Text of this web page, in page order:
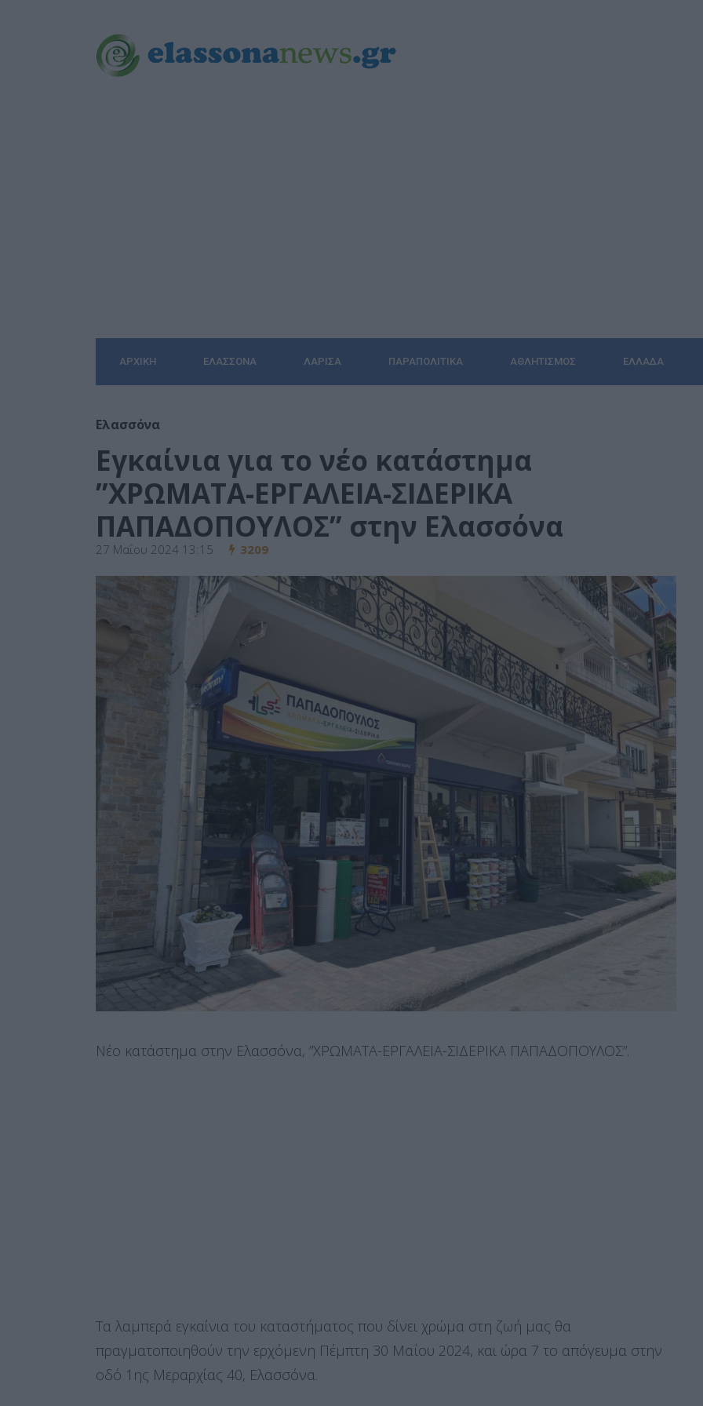
ΑΡΧΙΚΉ ΕΛΑΣΣΌΝΑ ΛΆΡΙΣΑ ΠΑΡΑΠΟΛΙΤΙΚΆ ΑΘΛΗΤΙΣΜΌΣ ΕΛΛΆΔΑ
Ελασσόνα
Εγκαίνια για το νέο κατάστημα
”ΧΡΩΜΑΤΑ-ΕΡΓΑΛΕΙΑ-ΣΙΔΕΡΙΚΑ
ΠΑΠΑΔΟΠΟΥΛΟΣ” στην Ελασσόνα
27 Μαΐου 2024 13:15 3209
Νέο κατάστημα στην Ελασσόνα, ”ΧΡΩΜΑΤΑ-ΕΡΓΑΛΕΙΑ-ΣΙΔΕΡΙΚΑ ΠΑΠΑΔΟΠΟΥΛΟΣ”.
Τα λαμπερά εγκαίνια του καταστήματος που δίνει χρώμα στη ζωή μας θα
πραγματοποιηθούν την ερχόμενη Πέμπτη 30 Μαΐου 2024, και ώρα 7 το απόγευμα στην
οδό 1ης Μεραρχίας 40, Ελασσόνα.